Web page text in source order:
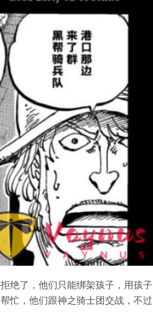
绝了，他们只能绑架孩子，用孩子
忙，他们跟神之骑士团交战，不过